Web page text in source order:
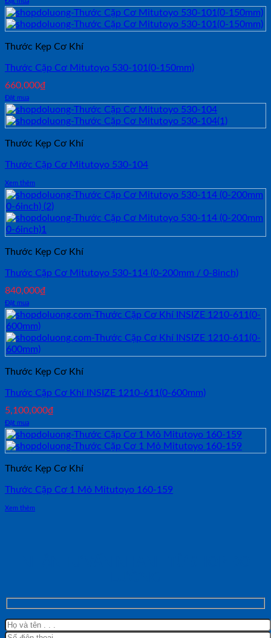
Thước Kẹp Cơ Khí
Thước Cặp Cơ Mitutoyo 530-101(0-150mm)
660,000₫
Đặt mua
Thước Kẹp Cơ Khí
Thước Cặp Cơ Mitutoyo 530-104
Xem thêm
Thước Kẹp Cơ Khí
Thước Cặp Cơ Mitutoyo 530-114 (0-200mm / 0-8inch)
840,000₫
Đặt mua
Thước Kẹp Cơ Khí
Thước Cặp Cơ Khí INSIZE 1210-611(0-600mm)
5,100,000₫
Đặt mua
Thước Kẹp Cơ Khí
Thước Cặp Cơ 1 Mỏ Mitutoyo 160-159
Xem thêm